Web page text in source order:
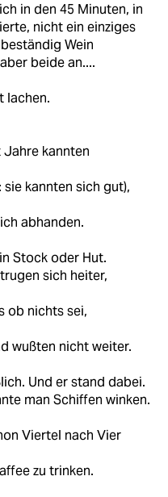
in den 45 Minuten, in
nicht ein einziges
Wein
beide an....
lachen.
kannten
kannten sich gut),
abhanden.
Stock oder Hut.
sich heiter,
ob nichts sei,
wußten nicht weiter.
Und er stand dabei.
man Schiffen winken.
Viertel nach Vier
zu trinken.